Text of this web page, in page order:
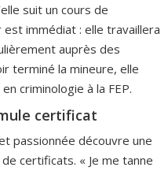
suit un cours de
immédiat : elle travaillera
auprès des
terminé la mineure, elle
criminologie à la FEP.
certificat
passionnée découvre une
certificats. « Je me tanne